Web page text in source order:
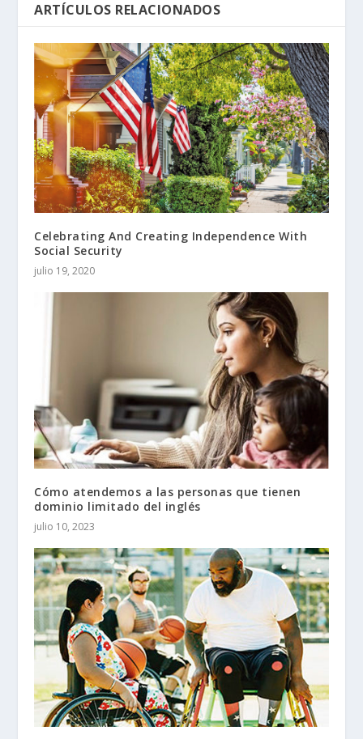
ARTÍCULOS RELACIONADOS
Celebrating And Creating Independence With
Social Security
julio 19, 2020
Cómo atendemos a las personas que tienen
dominio limitado del inglés
julio 10, 2023